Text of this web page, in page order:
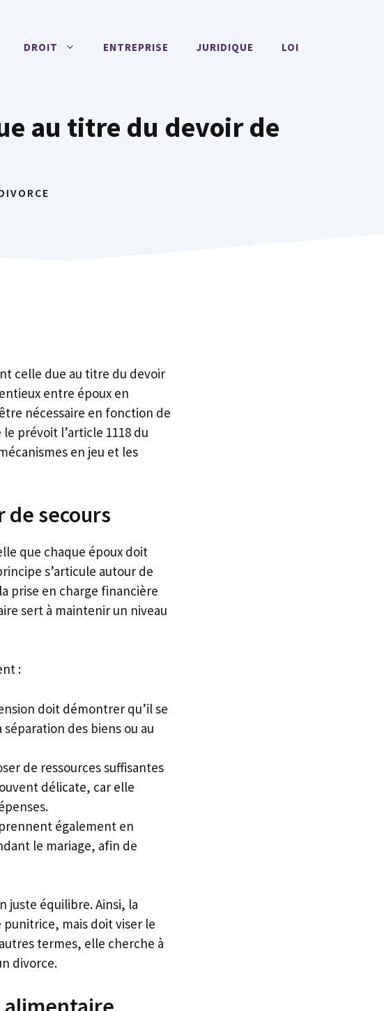
DROIT ENTREPRISE JURIDIQUE LOI
au titre du devoir de
celle due au titre du devoir
entre époux en
nécessaire en fonction de
prévoit l’article 1118 du
en jeu et les
secours
que chaque époux doit
s’articule autour de
prise en charge financière
sert à maintenir un niveau
:
doit démontrer qu’il se
des biens ou au
de ressources suffisantes
délicate, car elle
également en
le mariage, afin de
juste équilibre. Ainsi, la
mais doit viser le
termes, elle cherche à
divorce.